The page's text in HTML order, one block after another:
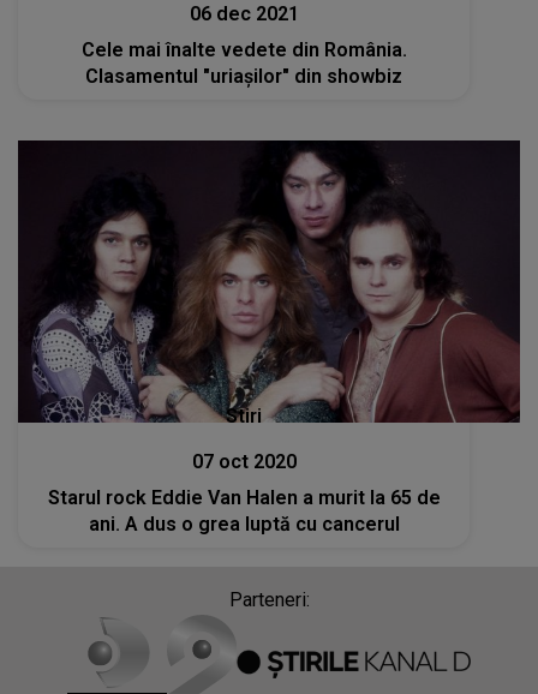
06 dec 2021
Cele mai înalte vedete din România.
Clasamentul "uriaşilor" din showbiz
Stiri
07 oct 2020
Starul rock Eddie Van Halen a murit la 65 de
ani. A dus o grea luptă cu cancerul
Parteneri: